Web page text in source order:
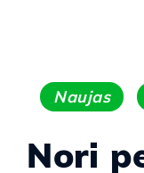
Naujas
Nori